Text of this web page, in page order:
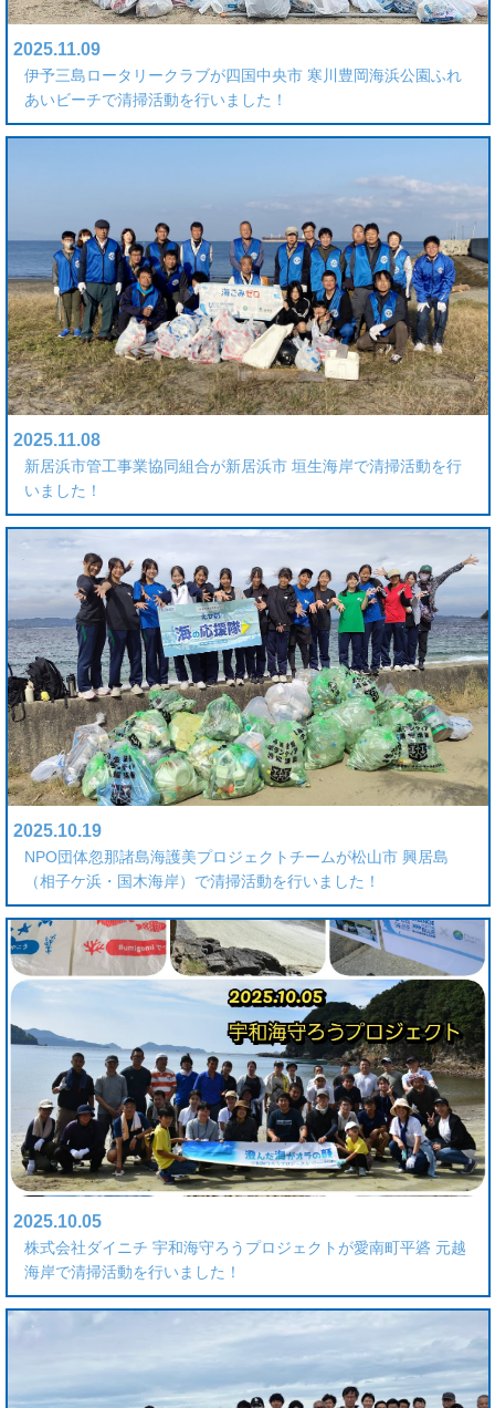
2025.11.09
伊予三島ロータリークラブが四国中央市 寒川豊岡海浜公園ふれ
あいビーチで清掃活動を行いました！
2025.11.08
新居浜市管工事業協同組合が新居浜市 垣生海岸で清掃活動を行
いました！
2025.10.19
NPO団体忽那諸島海護美プロジェクトチームが松山市 興居島
（相子ケ浜・国木海岸）で清掃活動を行いました！
2025.10.05
株式会社ダイニチ 宇和海守ろうプロジェクトが愛南町平碆 元越
海岸で清掃活動を行いました！